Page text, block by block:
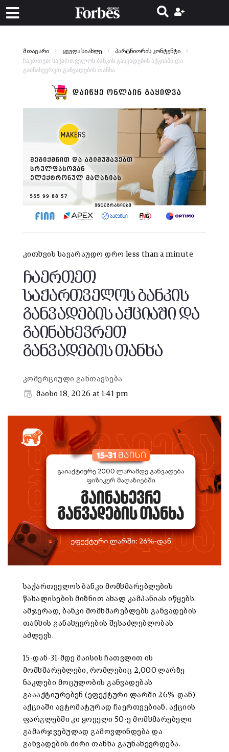
მთავარი ყველა სიახლე პარტნიორის კონტენტი
ჩაერთეთ საქართველოს ბანკის განვადების აქციაში და
გაინახევრეთ განვადების თანხა
კითხვის სავარაუდო დრო less than a minute
ჩაერთეთ
საქართველოს ბანკის
განვადების აქციაში და
გაინახევრეთ
განვადების თანხა
კომერციული განთავსება
მაისი 18, 2026 at 1:41 pm
საქართველოს ბანკი მომხმარებლების
წახალისების მიზნით ახალ კამპანიას იწყებს.
ამჯერად, ბანკი მომხმარებლებს განვადების
თანხის განახევრების შესაძლებლობას
აძლევს.
15-დან-31-მდე მაისის ჩათვლით ის
მომხმარებლები, რომლებიც 2,000 ლარზე
ნაკლები მოცულობის განვადებას
გაააქტიურებენ (ეფექტური ლარში 26%-დან)
აქციაში ავტომატურად ჩაერთვებიან. აქციის
ფარგლებში კი ყოველი 50-ე მომხმარებელი
გამარჯვებულად გამოვლინდება და
განვადების ძირი თანხა გაუნახევრდება.